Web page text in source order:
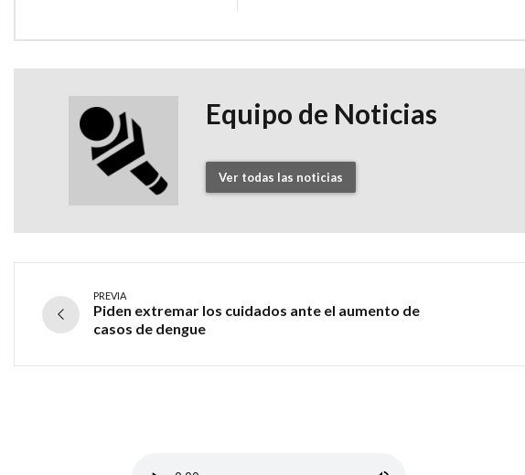
Equipo de Noticias
Ver todas las noticias
PREVIA
Piden extremar los cuidados ante el aumento de
casos de dengue